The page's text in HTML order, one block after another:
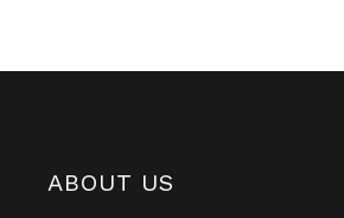
ABOUT US